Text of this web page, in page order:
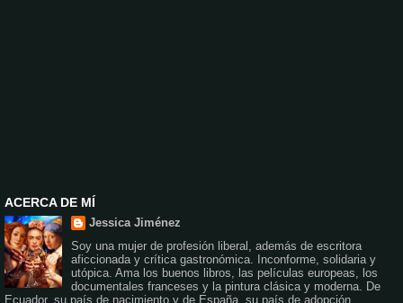
ACERCA DE MÍ
Jessica Jiménez
Soy una mujer de profesión liberal, además de escritora
aficcionada y crítica gastronómica. Inconforme, solidaria y
utópica. Ama los buenos libros, las películas europeas, los
documentales franceses y la pintura clásica y moderna. De
Ecuador, su país de nacimiento y de España, su país de adopción.